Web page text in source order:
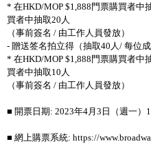
* 在HKD/MOP $1,888門票購買者中
買者中抽取20人
（事前簽名 / 由工作人員發放）
- 贈送签名拍立得（抽取40人/ 每位成
* 在HKD/MOP $1,888門票購買者中
買者中抽取10人
（事前簽名 / 由工作人員發放）
■ 開票日期: 2023年4月3日（週一）
■ 網上購票系統: https://